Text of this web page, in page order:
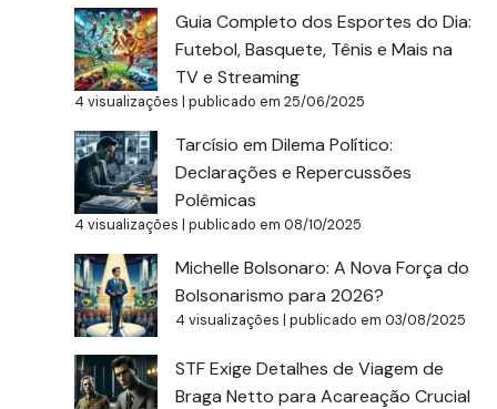
Guia Completo dos Esportes do Dia:
Futebol, Basquete, Tênis e Mais na
TV e Streaming
4 visualizações |publicado em 25/06/2025
Tarcísio em Dilema Político:
Declarações e Repercussões
Polêmicas
4 visualizações |publicado em 08/10/2025
Michelle Bolsonaro: A Nova Força do
Bolsonarismo para 2026?
4 visualizações |publicado em 03/08/2025
STF Exige Detalhes de Viagem de
Braga Netto para Acareação Crucial